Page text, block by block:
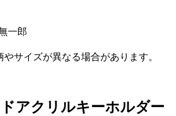
一郎
サイズが異なる場合があります。
アクリルキーホルダー